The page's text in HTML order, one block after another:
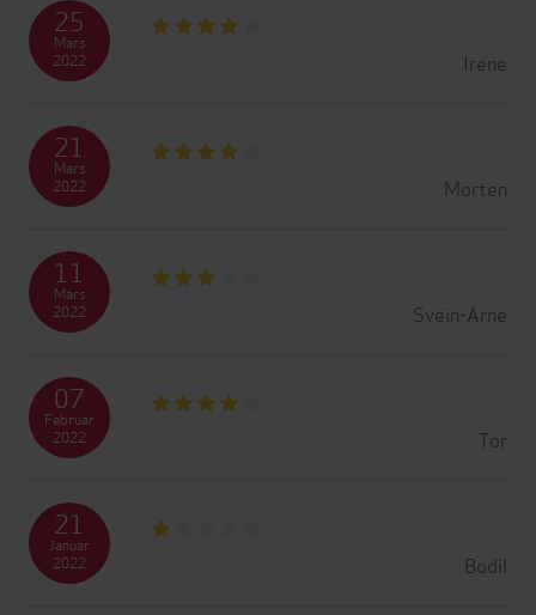
Irene
25
Mars
2022
Morten
21
Mars
2022
Svein-Arne
11
Mars
2022
Tor
07
Februar
2022
Bodil
21
Januar
2022